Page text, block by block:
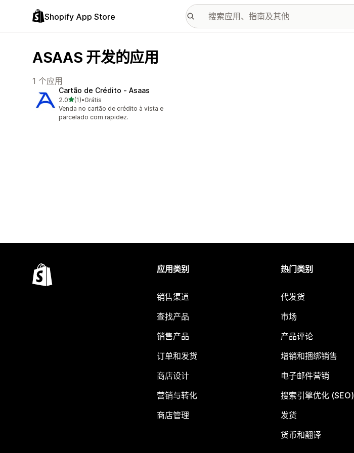
Shopify App Store
ASAAS 开发的应用
1 个应用
Cartão de Crédito ‑ Asaas
2.0星（满分 5 星）
(1)
总共 1 条评论
•Grátis
Venda no cartão de crédito à vista e
parcelado com rapidez.
应用类别
销售渠道
查找产品
销售产品
订单和发货
商店设计
营销与转化
商店管理
热门类别
代发货
市场
产品评论
增销和捆绑销售
电子邮件营销
搜索引擎优化 (SEO)
发货
货币和翻译